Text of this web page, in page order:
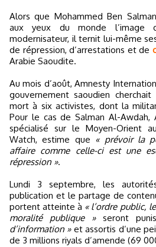
Alors que Mohammed Ben
aux yeux du monde l’image
modernisateur, il ternit lui-même
de répression, d’arrestations et de
Arabie Saoudite.
Au mois d’août, Amnesty
gouvernement saoudien
mort à six activistes, dont la
Pour le cas de Salman Al-Awdah,
spécialisé sur le Moyen-Orient
Watch, estime que « prévoir la
affaire comme celle-ci est une
répression ».
Lundi 3 septembre, les
publication et le partage de
portent atteinte à « l’ordre public,
moralité publique »seront
d’information »et assortis d’une
de 3 millions riyals d’amende (69